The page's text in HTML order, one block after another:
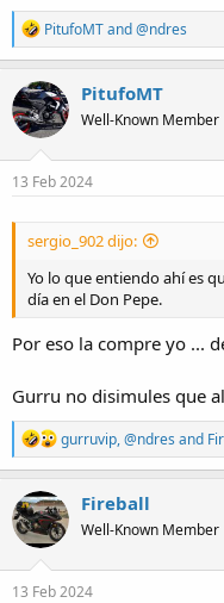
R
e
a
c
t
i
o
n
s
PitufoMTand@ndres
PitufoMT
Well-Known Member
13 Feb 2024
sergio_902 dijo:
Yo lo que entiendo ahí es
día en el Don Pepe.
Por eso la compre yo ...
Gurru no disimules que
R
e
a
t
i
n
s
gurruvip,@ndres and
Fireball
Well-Known Member
13 Feb 2024